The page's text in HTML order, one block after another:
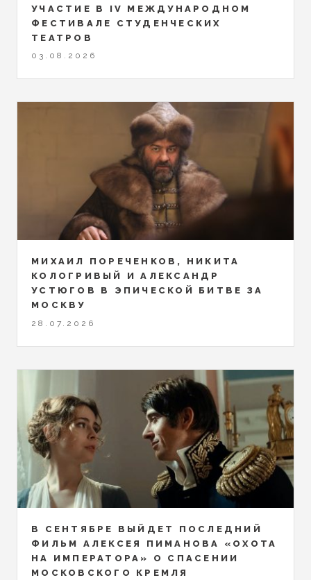
УЧАСТИЕ В IV МЕЖДУНАРОДНОМ
ФЕСТИВАЛЕ СТУДЕНЧЕСКИХ
ТЕАТРОВ
03.08.2026
МИХАИЛ ПОРЕЧЕНКОВ, НИКИТА
КОЛОГРИВЫЙ И АЛЕКСАНДР
УСТЮГОВ В ЭПИЧЕСКОЙ БИТВЕ ЗА
МОСКВУ
28.07.2026
В СЕНТЯБРЕ ВЫЙДЕТ ПОСЛЕДНИЙ
ФИЛЬМ АЛЕКСЕЯ ПИМАНОВА «ОХОТА
НА ИМПЕРАТОРА» О СПАСЕНИИ
МОСКОВСКОГО КРЕМЛЯ